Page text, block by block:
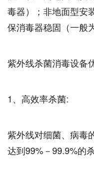
毒器）；非地面型安
保消毒器稳固（一般
紫外线杀菌消毒设备
1、高效率杀菌:
紫外线对细菌、病毒
达到99%－99.9%的